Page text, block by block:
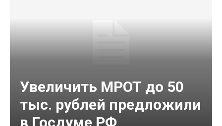
Увеличить МРОТ до 50
тыс. рублей предложили
в Госдуме РФ